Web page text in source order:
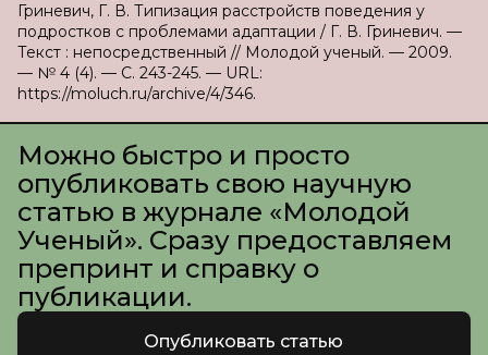
Гриневич, Г. В. Типизация расстройств поведения у
подростков с проблемами адаптации / Г. В. Гриневич. —
Текст : непосредственный // Молодой ученый. — 2009.
— № 4 (4). — С. 243-245. — URL:
https://moluch.ru/archive/4/346.
Можно быстро и просто
опубликовать свою научную
статью в журнале «Молодой
Ученый». Сразу предоставляем
препринт и справку о
публикации.
Опубликовать статью